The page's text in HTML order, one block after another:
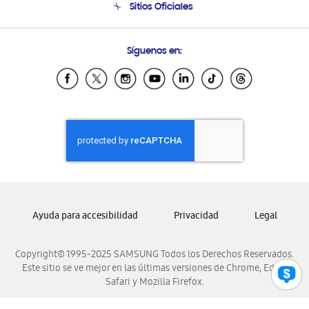
Condiciones de Compra
Soporte vía eMail
Sitios Oficiales
Samsung Ecuador
Samsung El Salvador
Samsung Honduras
Samsung Nicaragua
Samsung Panamá
Samsung Venezuela
Síguenos en:
Copyright© 1995-2025 SAMSUNG Todos los Derechos Reservados.
Este sitio se ve mejor en las últimas versiones de Chrome, Edge,
Safari y Mozilla Firefox.
Ayuda para accesibilidad Privacidad Legal